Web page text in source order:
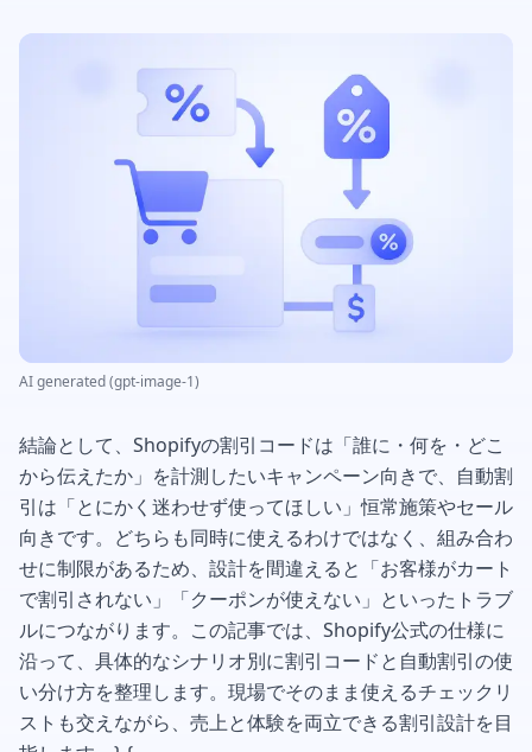
AI generated (gpt-image-1)
結論として、Shopifyの割引コードは「誰に・何を・どこ
から伝えたか」を計測したいキャンペーン向きで、自動割
引は「とにかく迷わせず使ってほしい」恒常施策やセール
向きです。どちらも同時に使えるわけではなく、組み合わ
せに制限があるため、設計を間違えると「お客様がカート
で割引されない」「クーポンが使えない」といったトラブ
ルにつながります。この記事では、Shopify公式の仕様に
沿って、具体的なシナリオ別に割引コードと自動割引の使
い分け方を整理します。現場でそのまま使えるチェックリ
ストも交えながら、売上と体験を両立できる割引設計を目